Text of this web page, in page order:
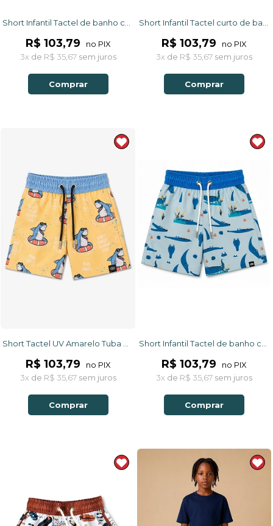
R$ 103,79
no PIX
3x de R$ 35,67sem juros
Comprar
R$ 103,79
no PIX
3x de R$ 35,67 sem juros
Comprar
Short Tactel UV Amarelo Tuba Relax Tamanho:1 a 2 anos
R$ 103,79
no PIX
3x de R$ 35,67sem juros
Comprar
Short Infantil Tactel de banho com ajuste na cintura e proteção UV 50+ Verde Jacaré
R$ 103,79
no PIX
3x de R$ 35,67 sem juros
Comprar